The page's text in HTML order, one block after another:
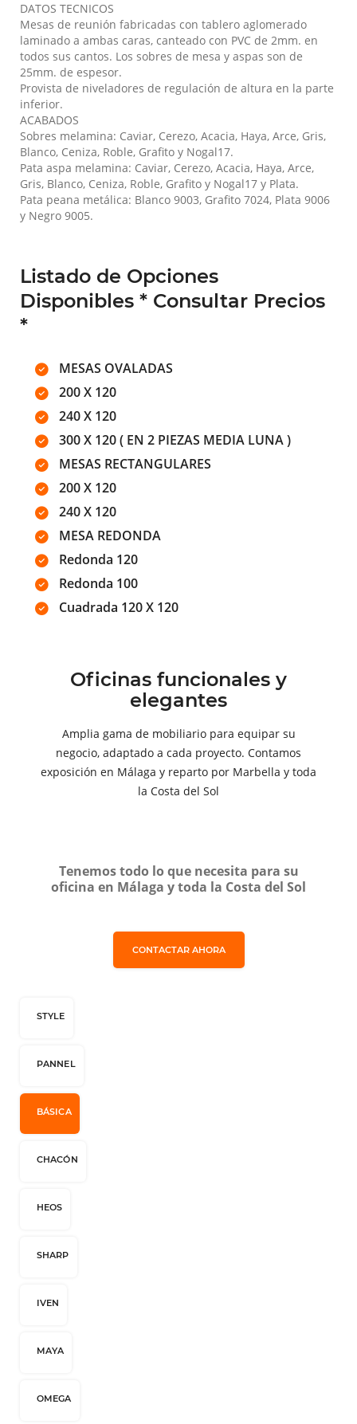
DATOS TECNICOS
Mesas de reunión fabricadas con tablero aglomerado
laminado a ambas caras, canteado con PVC de 2mm. en
todos sus cantos. Los sobres de mesa y aspas son de
25mm. de espesor.
Provista de niveladores de regulación de altura en la parte
inferior.
ACABADOS
Sobres melamina: Caviar, Cerezo, Acacia, Haya, Arce, Gris,
Blanco, Ceniza, Roble, Grafito y Nogal17.
Pata aspa melamina: Caviar, Cerezo, Acacia, Haya, Arce,
Gris, Blanco, Ceniza, Roble, Grafito y Nogal17 y Plata.
Pata peana metálica: Blanco 9003, Grafito 7024, Plata 9006
y Negro 9005.
Listado de Opciones
Disponibles * Consultar Precios
*
MESAS OVALADAS
200 X 120
240 X 120
300 X 120 ( EN 2 PIEZAS MEDIA LUNA )
MESAS RECTANGULARES
200 X 120
240 X 120
MESA REDONDA
Redonda 120
Redonda 100
Cuadrada 120 X 120
Oficinas funcionales y
elegantes
Amplia gama de mobiliario para equipar su
negocio, adaptado a cada proyecto. Contamos
exposición en Málaga y reparto por Marbella y toda
la Costa del Sol
Tenemos todo lo que necesita para su
oficina en Málaga y toda la Costa del Sol
CONTACTAR AHORA
STYLE
PANNEL
BÁSICA
CHACÓN
HEOS
SHARP
IVEN
MAYA
OMEGA